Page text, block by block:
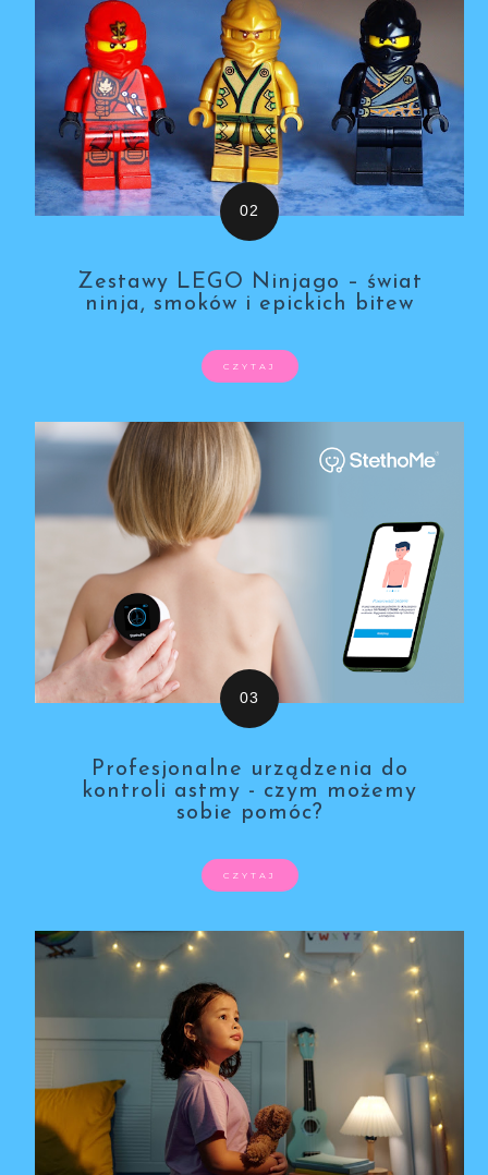
Zestawy LEGO Ninjago – świat
ninja, smoków i epickich bitew
CZYTAJ
Profesjonalne urządzenia do
kontroli astmy - czym możemy
sobie pomóc?
CZYTAJ